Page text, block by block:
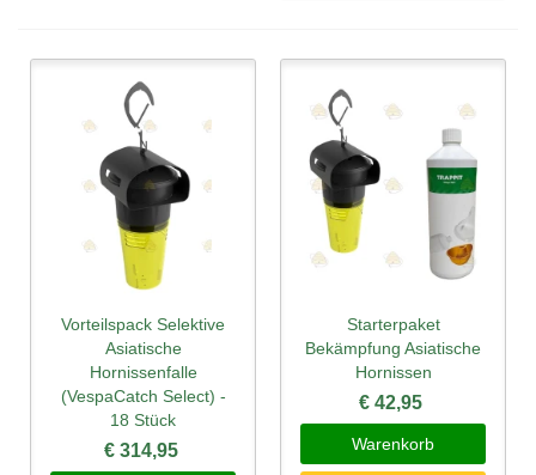
Vorteilspack Selektive
Asiatische
Hornissenfalle
(VespaCatch Select) -
18 Stück
€ 314,95
Starterpaket
Bekämpfung Asiatische
Hornissen
€ 42,95
Warenkorb